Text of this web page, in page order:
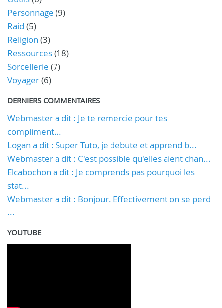
Personnage (9)
Raid (5)
Religion (3)
Ressources(18)
Sorcellerie (7)
Voyager(6)
DERNIERS COMMENTAIRES
Webmaster a dit : Je te remercie pour tes
compliment...
Logan a dit : Super Tuto, je debute et apprend b...
Webmaster a dit : C'est possible qu'elles aient chan...
Elcabochon a dit : Je comprends pas pourquoi les
stat...
Webmaster a dit : Bonjour. Effectivement on se perd
...
YOUTUBE